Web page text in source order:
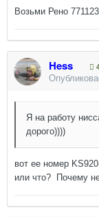
Возьми Рено
Hess
Я на работу
дорого))))
вот ее номер
или что? Почему